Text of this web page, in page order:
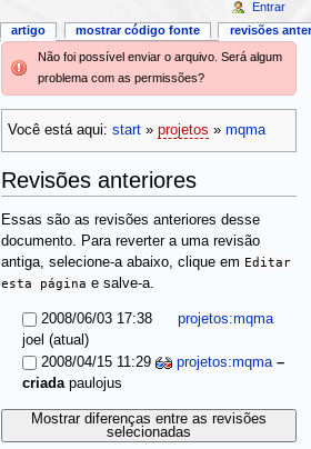
Não foi possível enviar o arquivo. Será algum
problema com as permissões?
Você está aqui: start» projetos » mqma
Revisões anteriores
Essas são as revisões anteriores desse
documento. Para reverter a uma revisão
antiga, selecione-a abaixo, clique em Editar
esta página e salve-a.
2008/06/03 17:38
projetos:mqma
joel (atual)
2008/04/15 11:29
projetos:mqma –
criada paulojus
Mostrar diferenças entre as revisões
selecionadas
artigo mostrar código fonte revisões
Entrar